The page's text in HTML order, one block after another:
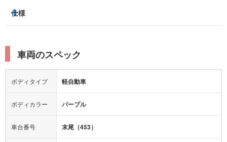
サンルーフ/ガラスルーフ
ルーフレール
エアロパーツ
ローダウン
シートヒーター
カーナビ：-
CD
トラクションコントロール
レーンキープアシスト
横滑り防止装置
衝突被害軽減プレーキ
カメラ：サイド
バック
エアバッグ：
4エアバッグ
衝撃緩和ヘッドレスト
仕様
車両のスペック
ボディタイプ 軽自動車
ボディカラー パープル
車台番号 末尾（453）